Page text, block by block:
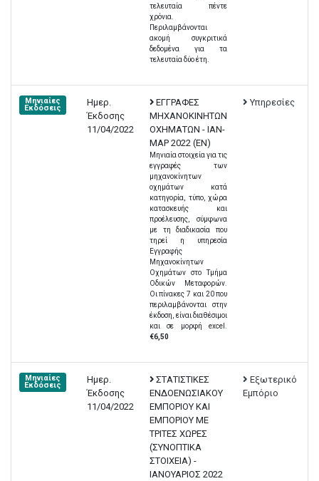
τελευταία πέντε
χρόνια.
Περιλαμβάνονται
ακομή συγκριτικά
δεδομένα για τα
τελευταία δύο έτη.
Μηνιαίες
Εκδόσεις
Ημερ.
Έκδοσης
11/04/2022
ΕΓΓΡΑΦΕΣ
ΜΗΧΑΝΟΚΙΝΗΤΩΝ
ΟΧΗΜΑΤΩΝ - ΙΑΝ-
ΜΑΡ 2022 (EN)
Μηνιαία στοιχεία για τις
εγγραφές των
μηχανοκίνητων
οχημάτων κατά
κατηγορία, τύπο, χώρα
κατασκευής και
προέλευσης, σύμφωνα
με τη διαδικασία που
τηρεί η υπηρεσία
Εγγραφής
Μηχανοκίνητων
Οχημάτων στο Τμήμα
Οδικών Μεταφορών.
Οι πίνακες 7 και 20 που
περιλαμβάνονται στην
έκδοση, είναι διαθέσιμοι
και σε μορφή excel.
€6,50
Υπηρεσίες
Μηνιαίες
Εκδόσεις
Ημερ.
Έκδοσης
11/04/2022
ΣΤΑΤΙΣΤΙΚΕΣ
ΕΝΔΟΕΝΩΣΙΑΚΟΥ
ΕΜΠΟΡΙΟΥ ΚΑΙ
ΕΜΠΟΡΙΟΥ ΜΕ
ΤΡΙΤΕΣ ΧΩΡΕΣ
(ΣΥΝΟΠΤΙΚΑ
ΣΤΟΙΧΕΙΑ) -
ΙΑΝΟΥΑΡΙΟΣ 2022
Εξωτερικό
Εμπόριο